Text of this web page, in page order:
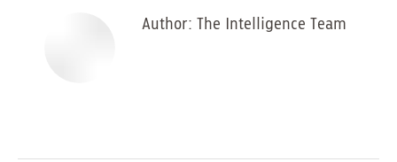
Author: The Intelligence Team